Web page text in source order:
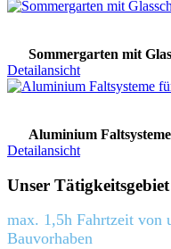
Sommergarten mit
Detailansicht
Aluminium
Detailansicht
Unser Tätigkeitsgebiet
max. 1,5h Fahrtzeit von
Bauvorhaben